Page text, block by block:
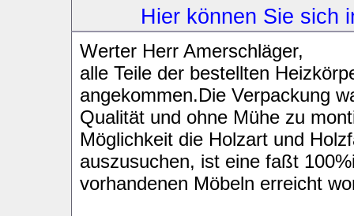
Hier können Sie sich
Werter Herr Amerschläger,
alle Teile der bestellten
angekommen.Die Verpackung
Qualität und ohne Mühe zu
Möglichkeit die Holzart und
auszusuchen, ist eine faßt
vorhandenen Möbeln erreicht